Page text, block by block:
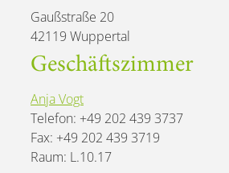
Gaußstraße 20
42119 Wuppertal
Geschäftszimmer
Anja Vogt
Telefon: +49 202 439 3737
Fax: +49 202 439 3719
Raum: L.10.17